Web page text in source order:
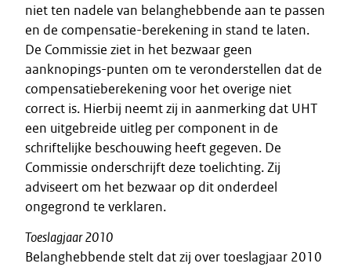
niet ten nadele van belanghebbende aan te passen
en de compensatie-berekening in stand te laten.
De Commissie ziet in het bezwaar geen
aanknopings-punten om te veronderstellen dat de
compensatieberekening voor het overige niet
correct is. Hierbij neemt zij in aanmerking dat UHT
een uitgebreide uitleg per component in de
schriftelijke beschouwing heeft gegeven. De
Commissie onderschrijft deze toelichting. Zij
adviseert om het bezwaar op dit onderdeel
ongegrond te verklaren.
Toeslagjaar 2010
Belanghebbende stelt dat zij over toeslagjaar 2010